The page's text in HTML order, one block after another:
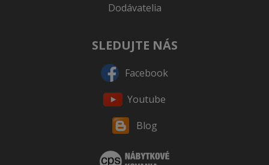
Dodávatelia
SLEDUJTE NÁS
Facebook
Youtube
Blog